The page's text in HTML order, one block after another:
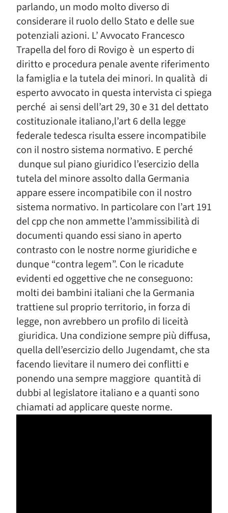
parlando, un modo molto diverso di
considerare il ruolo dello Stato e delle sue
potenziali azioni. L’ Avvocato Francesco
Trapella del foro di Rovigo è un esperto di
diritto e procedura penale avente riferimento
la famiglia e la tutela dei minori. In qualità di
esperto avvocato in questa intervista ci spiega
perché ai sensi dell’art 29, 30 e 31 del dettato
costituzionale italiano,l’art 6 della legge
federale tedesca risulta essere incompatibile
con il nostro sistema normativo. E perché
dunque sul piano giuridico l’esercizio della
tutela del minore assolto dalla Germania
appare essere incompatibile con il nostro
sistema normativo. In particolare con l’art 191
del cpp che non ammette l’ammissibilità di
documenti quando essi siano in aperto
contrasto con le nostre norme giuridiche e
dunque “contra legem”. Con le ricadute
evidenti ed oggettive che ne conseguono:
molti dei bambini italiani che la Germania
trattiene sul proprio territorio, in forza di
legge, non avrebbero un profilo di liceità
giuridica. Una condizione sempre più diffusa,
quella dell’esercizio dello Jugendamt, che sta
facendo lievitare il numero dei conflitti e
ponendo una sempre maggiore quantità di
dubbi al legislatore italiano e a quanti sono
chiamati ad applicare queste norme.